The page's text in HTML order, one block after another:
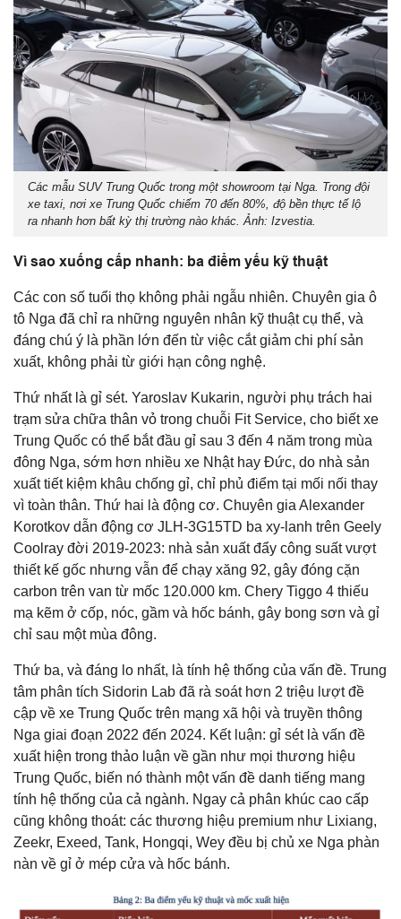
Các mẫu SUV Trung Quốc trong một showroom tại Nga. Trong đội
xe taxi, nơi xe Trung Quốc chiếm 70 đến 80%, độ bền thực tế lộ
ra nhanh hơn bất kỳ thị trường nào khác. Ảnh: Izvestia.
Vì sao xuống cấp nhanh: ba điểm yếu kỹ thuật
Các con số tuổi thọ không phải ngẫu nhiên. Chuyên gia ô
tô Nga đã chỉ ra những nguyên nhân kỹ thuật cụ thể, và
đáng chú ý là phần lớn đến từ việc cắt giảm chi phí sản
xuất, không phải từ giới hạn công nghệ.
Thứ nhất là gỉ sét. Yaroslav Kukarin, người phụ trách hai
trạm sửa chữa thân vỏ trong chuỗi Fit Service, cho biết xe
Trung Quốc có thể bắt đầu gỉ sau 3 đến 4 năm trong mùa
đông Nga, sớm hơn nhiều xe Nhật hay Đức, do nhà sản
xuất tiết kiệm khâu chống gỉ, chỉ phủ điểm tại mối nối thay
vì toàn thân. Thứ hai là động cơ. Chuyên gia Alexander
Korotkov dẫn động cơ JLH-3G15TD ba xy-lanh trên Geely
Coolray đời 2019-2023: nhà sản xuất đẩy công suất vượt
thiết kế gốc nhưng vẫn để chạy xăng 92, gây đóng cặn
carbon trên van từ mốc 120.000 km. Chery Tiggo 4 thiếu
mạ kẽm ở cốp, nóc, gầm và hốc bánh, gây bong sơn và gỉ
chỉ sau một mùa đông.
Thứ ba, và đáng lo nhất, là tính hệ thống của vấn đề. Trung
tâm phân tích Sidorin Lab đã rà soát hơn 2 triệu lượt đề
cập về xe Trung Quốc trên mạng xã hội và truyền thông
Nga giai đoạn 2022 đến 2024. Kết luận: gỉ sét là vấn đề
xuất hiện trong thảo luận về gần như mọi thương hiệu
Trung Quốc, biến nó thành một vấn đề danh tiếng mang
tính hệ thống của cả ngành. Ngay cả phân khúc cao cấp
cũng không thoát: các thương hiệu premium như Lixiang,
Zeekr, Exeed, Tank, Hongqi, Wey đều bị chủ xe Nga phàn
nàn về gỉ ở mép cửa và hốc bánh.